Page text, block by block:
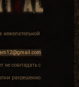
нежелательной
не совпадать с
разрешенно.